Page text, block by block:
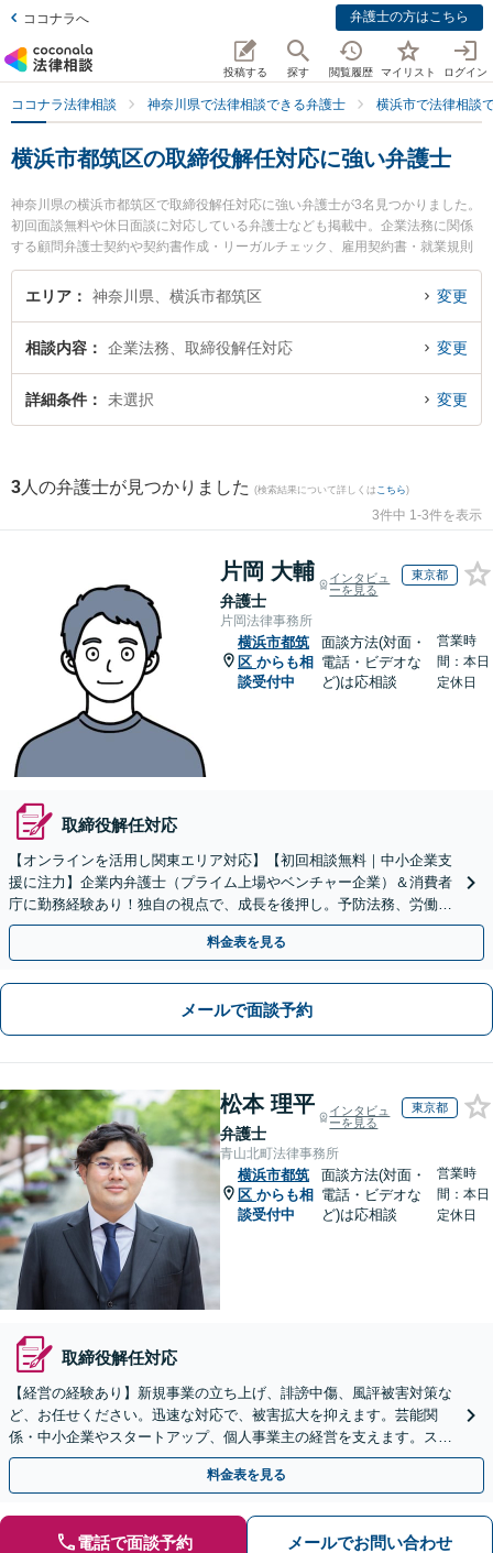
ココナラへ 弁護士の方はこちら
投稿する 探す 閲覧履歴 マイリスト ログイン
ココナラ法律相談 神奈川県で法律相談できる弁護士 横浜市で法律相談
横浜市都筑区の取締役解任対応に強い弁護士
神奈川県の横浜市都筑区で取締役解任対応に強い弁護士が3名見つかりました。
初回面談無料や休日面談に対応している弁護士なども掲載中。企業法務に関係
する顧問弁護士契約や契約書作成・リーガルチェック、雇用契約書・就業規則
作成等の細かな分野での絞り込み検索もでき便利です。特に神奈川港北法律事
務所の黒田 清彰弁護士や港北つばき法律事務所の椿 良和弁護士、都筑港北ニュ
対応のトラブルを今すぐに弁護士に相談したい』『取締役解任対応のトラブル
解決の実績豊富な近くの弁護士を検索したい』『初回相談無料で取締役解任対
応を法律相談できる横浜市都筑区内の弁護士に相談予約したい』などでお困り
エリア 神奈川県、横浜市都筑区 変更
相談内容 企業法務、取締役解任対応 変更
詳細条件 未選択 変更
3 人の弁護士が見つかりました (検索結果について詳しくは こちら)
3件中 1-3件を表示
片岡 大輔
弁護士
インタビュ
ーを見る
東京都
片岡法律事務所
横浜市都筑
区 からも相
談受付中
面談方法(対面・
電話・ビデオな
ど)は応相談
営業時
間：本日
定休日
取締役解任対応
【オンラインを活用し関東エリア対応】【初回相談無料｜中小企業支
援に注力】企業内弁護士（プライム上場やベンチャー企業）＆消費者
庁に勤務経験あり！独自の視点で、成長を後押し。予防法務、労働問
題、債権回収、コンプラ、会社設立・事業再編等幅広く対応
料金表を見る
メールで面談予約
松本 理平
弁護士
インタビュ
ーを見る
東京都
青山北町法律事務所
横浜市都筑
区 からも相
談受付中
面談方法(対面・
電話・ビデオな
ど)は応相談
営業時
間：本日
定休日
取締役解任対応
【経営の経験あり】新規事業の立ち上げ、誹謗中傷、風評被害対策な
ど、お任せください。迅速な対応で、被害拡大を抑えます。芸能関
係・中小企業やスタートアップ、個人事業主の経営を支えます。スポ
ット・顧問契約いずれも対応可。【表参道駅から徒歩3分】
料金表を見る
電話で面談予約 メールでお問い合わせ